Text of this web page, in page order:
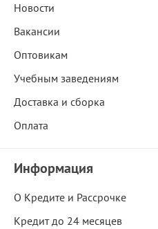
Новости
Вакансии
Оптовикам
Учебным заведениям
Доставка и сборка
Оплата
Информация
О Кредите и Рассрочке
Кредит до 24 месяцев